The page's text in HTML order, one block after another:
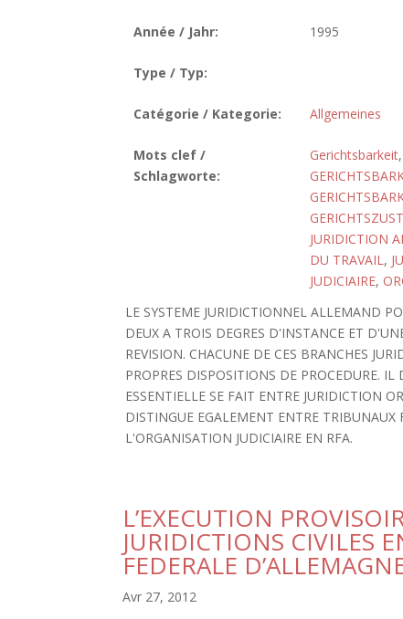
Année / Jahr: 1995
Type / Typ:
Catégorie / Kategorie: Allgemeines
Mots clef /
Schlagworte:
Gerichtsbarkeit,
JURIDICTION
DU TRAVAIL,
JUDICIAIRE,
LE SYSTEME JURIDICTIONNEL ALLEMAND
DEUX A TROIS DEGRES D'INSTANCE ET
REVISION. CHACUNE DE CES BRANCHES
PROPRES DISPOSITIONS DE PROCEDURE.
ESSENTIELLE SE FAIT ENTRE JURIDICTION
DISTINGUE EGALEMENT ENTRE TRIBUNAUX
L'ORGANISATION JUDICIAIRE EN RFA.
L’EXECUTION
JURIDICTIONS CIVILES
FEDERALE
Avr 27, 2012